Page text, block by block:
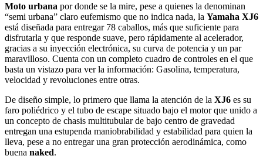
Moto urbana por donde se la mire, pese a quienes la denominan
“semi urbana” claro eufemismo que no indica nada, la Yamaha XJ6
está diseñada para entregar 78 caballos, más que suficiente para
disfrutarla y que responde suave, pero rápidamente al acelerador,
gracias a su inyección electrónica, su curva de potencia y un par
maravilloso. Cuenta con un completo cuadro de controles en el que
basta un vistazo para ver la información: Gasolina, temperatura,
velocidad y revoluciones entre otras.
De diseño simple, lo primero que llama la atención de la XJ6 es su
faro poliédrico y el tubo de escape situado bajo el motor que unido a
un concepto de chasis multitubular de bajo centro de gravedad
entregan una estupenda maniobrabilidad y estabilidad para quien la
lleva, pese a no entregar una gran protección aerodinámica, como
buena naked.